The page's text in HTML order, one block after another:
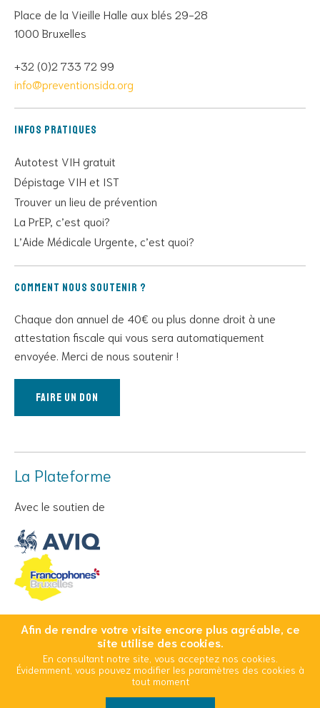
Place de la Vieille Halle aux blés 29-28
1000 Bruxelles
+32 (0)2 733 72 99
info@preventionsida.org
Infos pratiques
Autotest VIH gratuit
Dépistage VIH et IST
Trouver un lieu de prévention
La PrEP, c’est quoi?
L’Aide Médicale Urgente, c’est quoi?
Comment nous soutenir ?
Chaque don annuel de 40€ ou plus donne droit à une
attestation fiscale qui vous sera automatiquement
envoyée. Merci de nous soutenir !
Faire un don
La Plateforme
Avec le soutien de
© Copyright 2026 Cool And Safe - Tous droits réservés
Conditions Générales d’Utilisation
Mentions légales
Politique d’utilisation des cookies
Afin de rendre votre visite encore plus agréable, ce
site utilise des cookies.
En consultant notre site, vous acceptez nos cookies.
Évidemment, vous pouvez modifier les paramètres des cookies à
tout moment